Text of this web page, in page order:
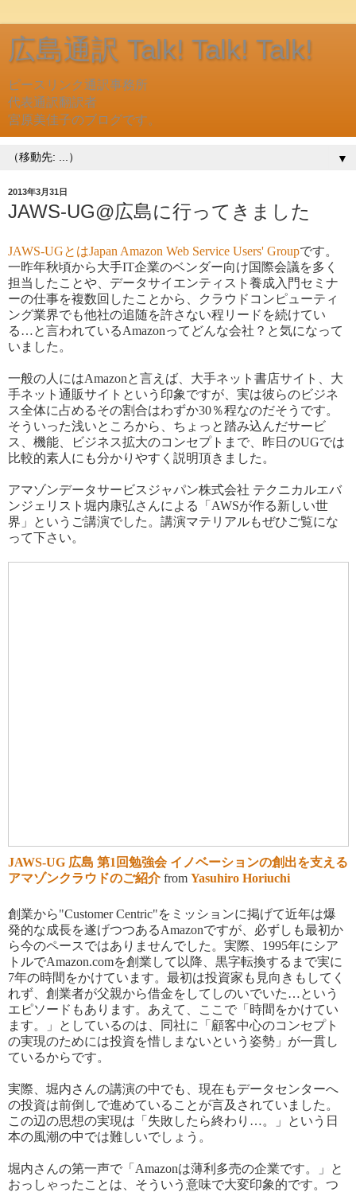
広島通訳 Talk! Talk! Talk!
ピースリンク通訳事務所
代表通訳翻訳者
宮原美佳子のブログです。
▼
2013年3月31日
JAWS-UG@広島に行ってきました
JAWS-UGとはJapan Amazon Web Service Users' Groupです。
一昨年秋頃から大手IT企業のベンダー向け国際会議を多く
担当したことや、データサイエンティスト養成入門セミナ
ーの仕事を複数回したことから
、クラウドコンピューティ
ング業界でも他社の追随を許さない程リードを続けてい
る…と言われているAmazonってどんな会社？と気になって
いました。
一般の人にはAmazonと言えば、大手ネット書店サイト、大
手ネット通販サイトという印象ですが、実は彼らのビジネ
ス全体に占めるその割合はわずか30％程なのだそうです。
そういった浅いところから、ちょっと踏み込んだサービ
ス、機能、ビジネス拡大のコンセプトまで、昨日のUGでは
比較的素人にも分かりやすく説明頂きました。
アマゾンデータサービスジャパン株式会社 テクニカルエバ
ンジェリスト堀内康弘さんによる「AWSが作る新しい世
界」というご講演でした。講演マテリアルもぜひご覧にな
って下さい。
JAWS-UG 広島 第1回勉強会 イノベーションの創出を支える
アマゾンクラウドのご紹介 from Yasuhiro Horiuchi
創業から"Customer Centric"をミッションに掲げて近年は爆
発的な成長を遂げつつあるAmazonですが、必ずしも最初か
ら今のペースではありませんでした。実際、1995年にシア
トルでAmazon.comを創業して以降、黒字転換するまで実に
7年の時間をかけています。最初は投資家も見向きもしてく
れず、創業者が父親から借金をしてしのいでいた…という
エピソードもあります。あえて、ここで「時間をかけてい
ます。」としているのは、同社に「顧客中心のコンセプト
の実現のためには投資を惜しまないと い う姿勢」が一貫し
ているからです。
実際、堀内さんの講演の中でも、現在もデータセンターへ
の投資は前倒しで進めていることが言及されていました。
この辺の思想の実現は「失敗したら終わり…。」という日
本の風潮の中では難しいでしょう。
堀内さんの第一声で「Amazonは薄利多売の企業です。」と
おっしゃったことは、そういう意味で大変印象的です。つ